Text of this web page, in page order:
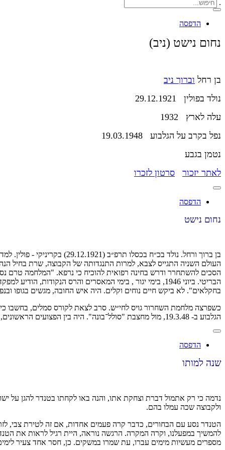
.
הדפסה
נחום נישט (ניב)
בן רחל וברוך ניב
נולד בפולין 29.12.1921
עלה לארץ 1932
נפל בקרב על הגלבוע 19.03.1948
נטמן בגבע
לאתר יזכור
סרטון לזכרו
הדפסה
נחום נישט
העולם השניה התגייס לצבא, למרות התנגדותה של הקבוצה, שרת בחיל
הסכים להשתחרר ודרש בחינה רפואית להוכיח כי נרפא. "המלחמה טרם
הבריטי. ביוני 1946, בימי יגור , בימי המאסרים והרס
בחקלאים". לא ביקש חיים נוחים וקלים. היה איש החובה, מגשים בגופו
כשפרצה מלחמת השחרור גויס לחי״ש. סרב לצאת לקורס סמלים, בחשבו
הגלבוע ב- 19.3.48, מול מחצבת "סולל־בונה". היה בין הפצועים הראשונים, אולם כדרכו לא עזב את המערכה. "אני יכול עוד לפעול" - אמר - והמשיך עד שכרע נפל. הובא למנוחת עולמים בבית הקברות בגבע.
הדפסה
שנה למותו
נדמה כי רק אתמול דברת וצחקת אתו, והנה באו לקחתו בטנדר להגן על
ולקבוצה שכה עמלו בהם.
הטנדר נסע עם הבחורים, כדבר קרה פעמים אחדות, אם זה לטירת צבי,
להמשיך במפעלנו, וקרה המקרה. הרגשה נוראה, היית רגיל לראות את
מספרים מעשיות מימים עברו, עת שמרו במשקים. כן, חסר אחד צעיר